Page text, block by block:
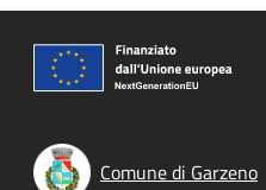
Comune di Garzeno